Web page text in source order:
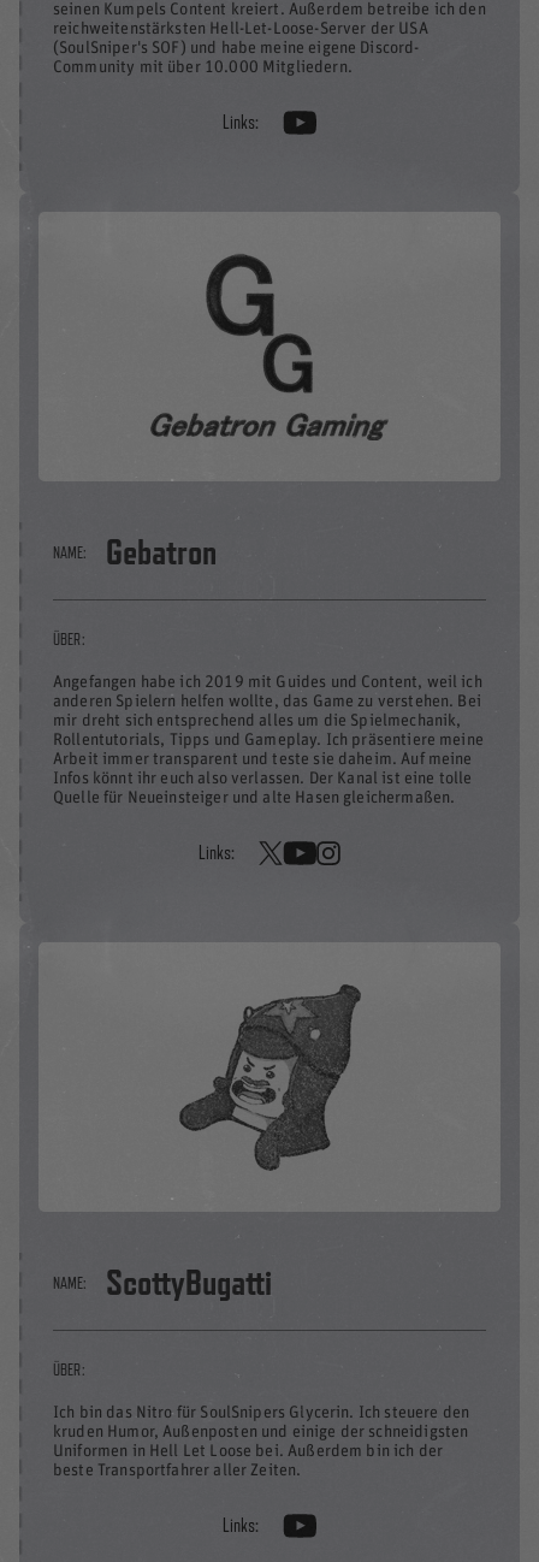
seinen Kumpels Content kreiert. Außerdem betreibe ich den
reichweitenstärksten Hell-Let-Loose-Server der USA
(SoulSniper's SOF) und habe meine eigene Discord-
Community mit über 10.000 Mitgliedern.
Links:
NAME: Gebatron
ÜBER:
Angefangen habe ich 2019 mit Guides und Content, weil ich
anderen Spielern helfen wollte, das Game zu verstehen. Bei
mir dreht sich entsprechend alles um die Spielmechanik,
Rollentutorials, Tipps und Gameplay. Ich präsentiere meine
Arbeit immer transparent und teste sie daheim. Auf meine
Infos könnt ihr euch also verlassen. Der Kanal ist eine tolle
Quelle für Neueinsteiger und alte Hasen gleichermaßen.
Links:
NAME: ScottyBugatti
ÜBER:
Ich bin das Nitro für SoulSnipers Glycerin. Ich steuere den
kruden Humor, Außenposten und einige der schneidigsten
Uniformen in Hell Let Loose bei. Außerdem bin ich der
beste Transportfahrer aller Zeiten.
Links: